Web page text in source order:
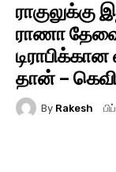
ராகுலுக்கு
ராணா
தான் –
By Rakesh